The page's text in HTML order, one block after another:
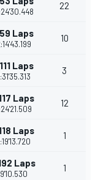
22
Laps 10
Laps 3
Laps 12
Laps 1
Laps
9'10.530
1